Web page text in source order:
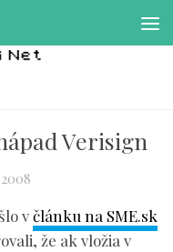
Verisign
včlánku na SME.sk
že ak vložia v